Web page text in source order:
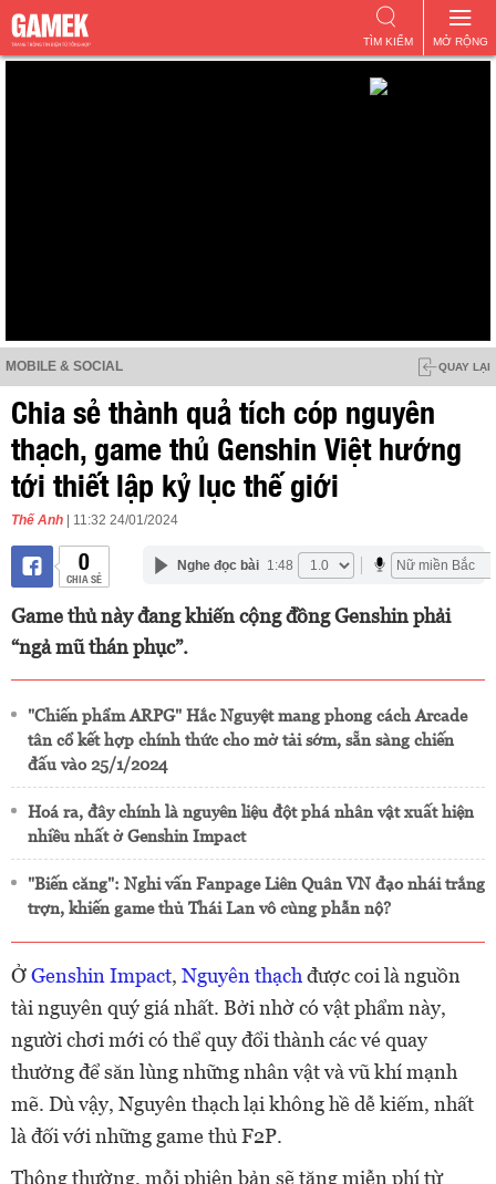
MỞ RỘNG
TÌM KIẾM
MOBILE & SOCIAL QUAY LẠI
Chia sẻ thành quả tích cóp nguyên
thạch, game thủ Genshin Việt hướng
tới thiết lập kỷ lục thế giới
Thế Anh | 11:32 24/01/2024
0
CHIA SẺ
Nghe đọc bài 1:48
Game thủ này đang khiến cộng đồng Genshin phải
“ngả mũ thán phục”.
"Chiến phẩm ARPG" Hắc Nguyệt mang phong cách Arcade
tân cổ kết hợp chính thức cho mở tải sớm, sẵn sàng chiến
đấu vào 25/1/2024
Hoá ra, đây chính là nguyên liệu đột phá nhân vật xuất hiện
nhiều nhất ở Genshin Impact
"Biến căng": Nghi vấn Fanpage Liên Quân VN đạo nhái trắng
trợn, khiến game thủ Thái Lan vô cùng phẫn nộ?
ỞGenshin Impact, Nguyên thạchđược coi là nguồn
tài nguyên quý giá nhất. Bởi nhờ có vật phẩm này,
người chơi mới có thể quy đổi thành các vé quay
thưởng để săn lùng những nhân vật và vũ khí mạnh
mẽ. Dù vậy, Nguyên thạch lại không hề dễ kiếm, nhất
là đối với những game thủ F2P.
Thông thường, mỗi phiên bản sẽ tặng miễn phí từ